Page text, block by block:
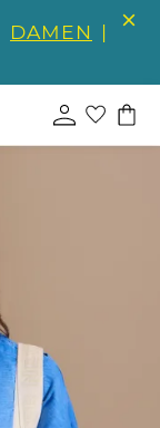
DAMEN |